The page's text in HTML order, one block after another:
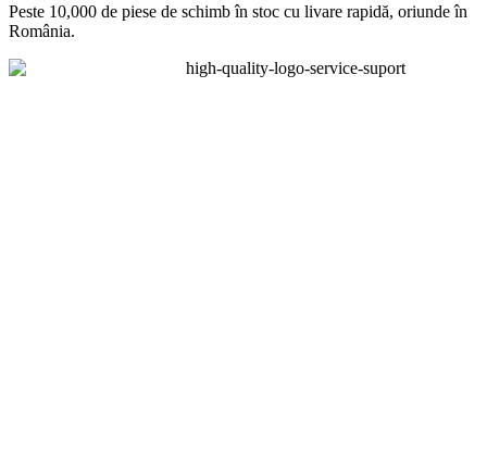
Peste 10,000 de piese de schimb în stoc cu livare rapidă, oriunde în
România.